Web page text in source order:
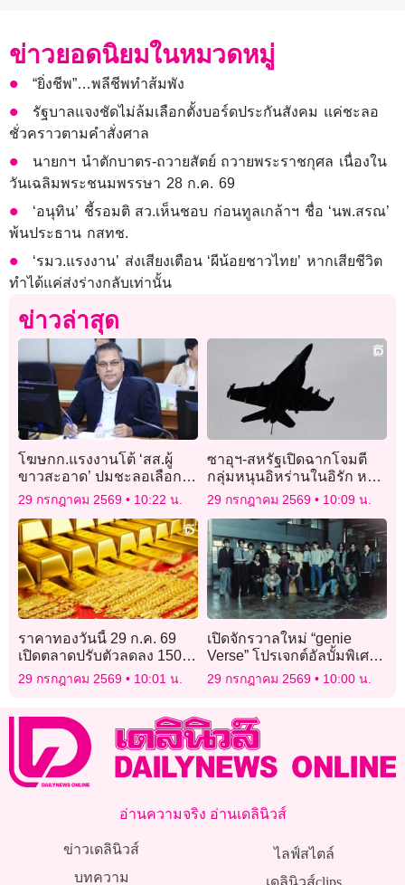
ข่าวยอดนิยมในหมวดหมู่
“ยิ่งชีพ”…พลีชีพทำส้มพัง
รัฐบาลแจงชัดไม่ล้มเลือกตั้งบอร์ดประกันสังคม แค่ชะลอ
ชั่วคราวตามคำสั่งศาล
นายกฯ นำตักบาตร-ถวายสัตย์ ถวายพระราชกุศล เนื่องใน
วันเฉลิมพระชนมพรรษา 28 ก.ค. 69
‘อนุทิน’ ชี้รอมติ สว.เห็นชอบ ก่อนทูลเกล้าฯ ชื่อ ‘นพ.สรณ’
พ้นประธาน กสทช.
‘รมว.แรงงาน’ ส่งเสียงเตือน ‘ผีน้อยชาวไทย’ หากเสียชีวิต
ทำได้แค่ส่งร่างกลับเท่านั้น
ข่าวล่าสุด
โฆษกก.แรงงานโต้ ‘สส.ผู้
ขาวสะอาด’ ปมชะลอเลือกตั้ง
บอร์ดประกันสังคม
29 กรกฎาคม 2569 10:22 น.
ซาอุฯ-สหรัฐเปิดฉากโจมตี
กลุ่มหนุนอิหร่านในอิรัก หลัง
โดรนโจมตีฐานพลังงาน
29 กรกฎาคม 2569 10:09 น.
ราคาทองวันนี้ 29 ก.ค. 69
เปิดตลาดปรับตัวลดลง 150
บาท
29 กรกฎาคม 2569 10:01 น.
เปิดจักรวาลใหม่ “genie
Verse” โปรเจกต์อัลบั้มพิเศษ
ชวนศิลปินรุ่นใหม่ตีความ
เพลงฮิตในตำนาน
29 กรกฎาคม 2569 10:00 น.
อ่านความจริง อ่านเดลินิวส์
ข่าวเดลินิวส์
บทความ
ไลฟ์สไตล์